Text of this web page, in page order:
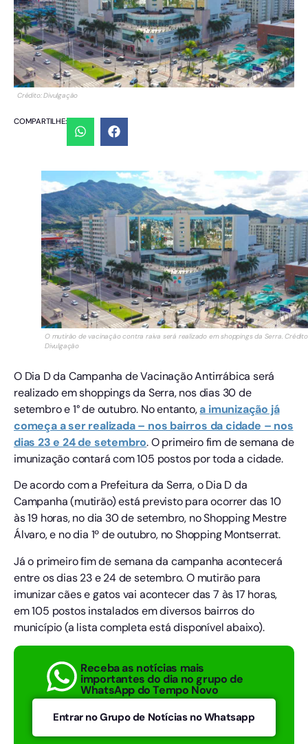
Crédito: Divulgação
COMPARTILHE:
O mutirão de vacinação contra raiva será realizado em shoppings da Serra.
Divulgação
O Dia D da Campanha de Vacinação Antirrábica será
realizado em shoppings da Serra, nos dias 30 de
setembro e 1° de outubro. No entanto,a imunização já
começa a ser realizada – nos bairros da cidade – nos
dias 23 e 24 de setembro. O primeiro fim de semana de
imunização contará com 105 postos por toda a cidade.
De acordo com a Prefeitura da Serra, o Dia D da
Campanha (mutirão) está previsto para ocorrer das 10
às 19 horas, no dia 30 de setembro, no Shopping Mestre
Álvaro, e no dia 1º de outubro, no Shopping Montserrat.
Já o primeiro fim de semana da campanha acontecerá
entre os dias 23 e 24 de setembro. O mutirão para
imunizar cães e gatos vai acontecer das 7 às 17 horas,
em 105 postos instalados em diversos bairros do
município (a lista completa está disponível abaixo).
Receba as notícias mais
importantes do dia no grupo de
WhatsApp do Tempo Novo
Entrar no Grupo de Notícias no Whatsapp